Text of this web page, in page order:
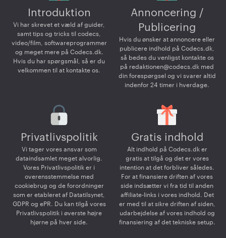
Introduktion
Vi har skrevet et væld af guider,
samt tips og tricks til codecs,
video/film, softwareprogrammer
og meget mere på Codecs.dk.
Hvis du har spørgsmål, så er du
velkommen til at kontakte os.
Annoncering /
Publicering
Hvis du ønsker at annoncere eller
publicere indhold på Codecs.dk,
så bedes du venligst kontakte os
på redaktionen@codecs.dk med
din forespørgsel og vi svarer altid
indenfor 24 timer i hverdage.
Privatlivspolitik
Vi tager vores ansvar som
dataindsamlet meget alvorlig.
Vores Privatlivspolitik er i
overensstemmelse med
cookiebrug og de forordninger
som er etableret af Datatilsynet,
GDPR og ePR. Du kan tilgå vores
Privatlivspolitik i øverste højre
hjørne på hver side.
Gratis indhold
Alt indhold på Codecs.dk er
gratis at tilgå og det er vores
intention at det forbliver således.
For at finansiere driften af vores
side indsætter vi fra tid til anden
affiliate-links i vores indhold. Det
er med til at sikre driften af siden,
udarbejdelse af vores indhold og
finansiering af det tekniske setup.